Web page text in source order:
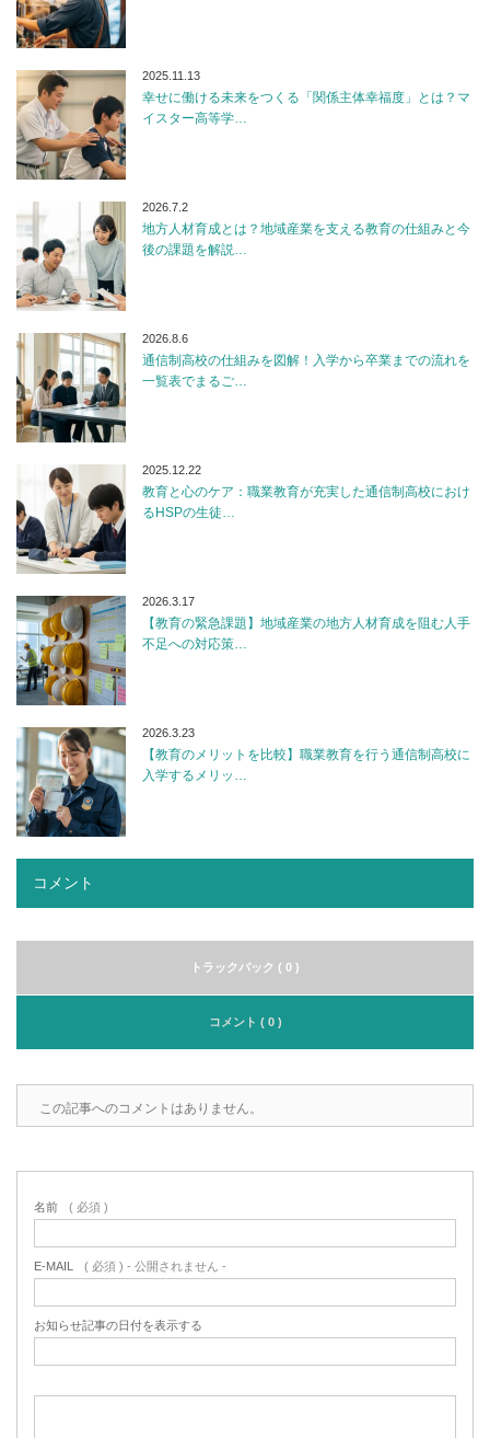
2025.11.13
幸せに働ける未来をつくる「関係主体幸福度」とは？マ
イスター高等学…
2026.7.2
地方人材育成とは？地域産業を支える教育の仕組みと今
後の課題を解説…
2026.8.6
通信制高校の仕組みを図解！入学から卒業までの流れを
一覧表でまるご…
2025.12.22
教育と心のケア：職業教育が充実した通信制高校におけ
るHSPの生徒…
2026.3.17
【教育の緊急課題】地域産業の地方人材育成を阻む人手
不足への対応策…
2026.3.23
【教育のメリットを比較】職業教育を行う通信制高校に
入学するメリッ…
コメント
トラックバック ( 0 )
コメント ( 0 )
この記事へのコメントはありません。
名前 ( 必須 )
E-MAIL ( 必須 ) - 公開されません -
お知らせ記事の日付を表示する